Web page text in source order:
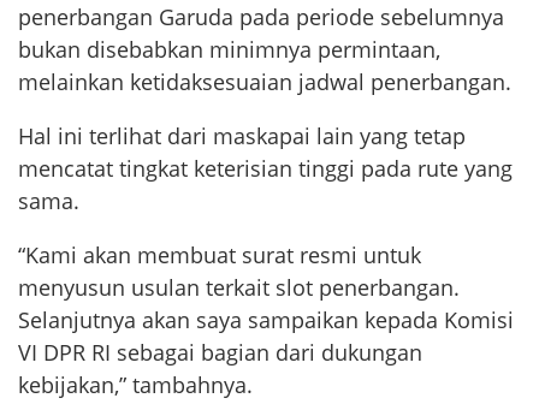
penerbangan Garuda pada periode sebelumnya
bukan disebabkan minimnya permintaan,
melainkan ketidaksesuaian jadwal penerbangan.
Hal ini terlihat dari maskapai lain yang tetap
mencatat tingkat keterisian tinggi pada rute yang
sama.
“Kami akan membuat surat resmi untuk
menyusun usulan terkait slot penerbangan.
Selanjutnya akan saya sampaikan kepada Komisi
VI DPR RI sebagai bagian dari dukungan
kebijakan,” tambahnya.